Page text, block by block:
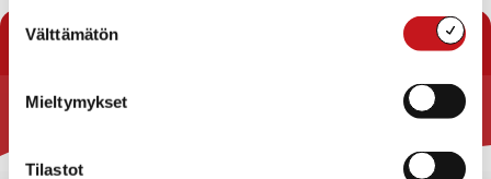
Suostumuksen
valinta
Välttämätön
Mieltymykset
Tilastot
« Pöytäkirjat
Yhteystiedot